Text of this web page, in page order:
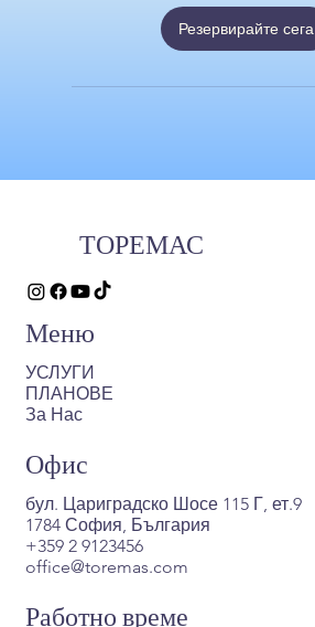
Резервирайте сега
ТОРЕМАС
Меню
УСЛУГИ
ПЛАНОВЕ
За Нас
Офис
бул. Цариградско Шосе 115 Г, ет.9
1784 София, България
+359 2 9123456
office@toremas.com
Работно време